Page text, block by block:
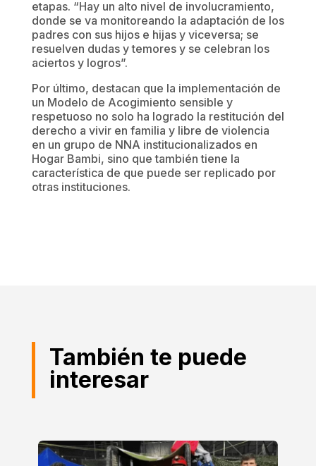
etapas. “Hay un alto nivel de involucramiento,
donde se va monitoreando la adaptación de los
padres con sus hijos e hijas y viceversa; se
resuelven dudas y temores y se celebran los
aciertos y logros”.
Por último, destacan que la implementación de
un Modelo de Acogimiento sensible y
respetuoso no solo ha logrado la restitución del
derecho a vivir en familia y libre de violencia
en un grupo de NNA institucionalizados en
Hogar Bambi, sino que también tiene la
característica de que puede ser replicado por
otras instituciones.
También te puede
interesar